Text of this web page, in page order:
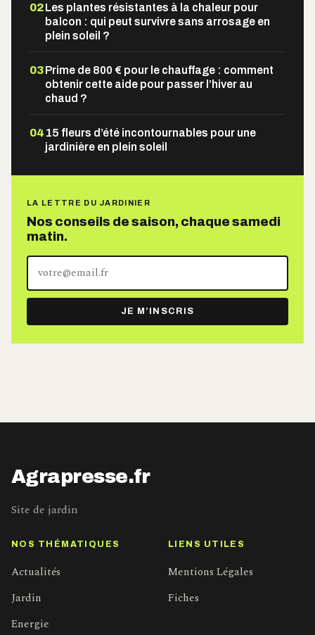
02Les plantes résistantes à la chaleur pour
balcon : qui peut survivre sans arrosage en
plein soleil ?
03Prime de 800 € pour le chauffage : comment
obtenir cette aide pour passer l’hiver au
chaud ?
04 15 fleurs d’été incontournables pour une
jardinière en plein soleil
LA LETTRE DU JARDINIER
Nos conseils de saison, chaque samedi
matin.
Votre
adresse
e-
mail
JE M’INSCRIS
Agrapresse.fr
Site de jardin
NOS THÉMATIQUES
Actualités
Jardin
Energie
LIENS UTILES
Mentions Légales
Fiches